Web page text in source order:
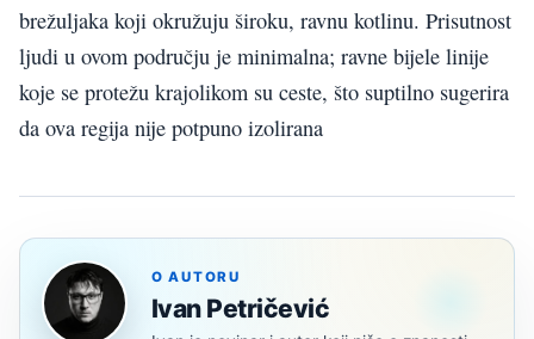
brežuljaka koji okružuju široku, ravnu kotlinu. Prisutnost
ljudi u ovom području je minimalna; ravne bijele linije
koje se protežu krajolikom su ceste, što suptilno sugerira
da ova regija nije potpuno izolirana
O AUTORU
Ivan Petričević